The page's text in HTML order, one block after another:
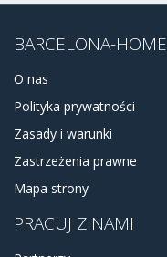
BARCELONA-HOME
O nas
Polityka prywatności
Zasady i warunki
Zastrzeżenia prawne
Mapa strony
PRACUJ Z NAMI